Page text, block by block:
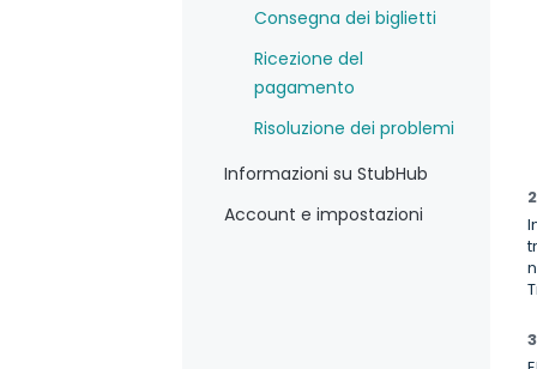
Consegna dei biglietti
Ricezione del
pagamento
Risoluzione dei problemi
Informazioni su StubHub
Account e impostazioni